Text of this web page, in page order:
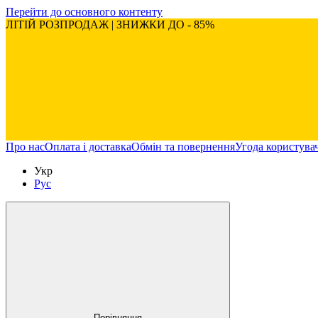
Перейти до основного контенту
ЛІТІЙ РОЗПРОДАЖ | ЗНИЖКИ ДО - 85%
Про насОплата і доставкаОбмін та поверненняУгода
Укр
Рус